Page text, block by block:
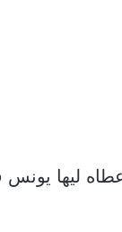
ليها